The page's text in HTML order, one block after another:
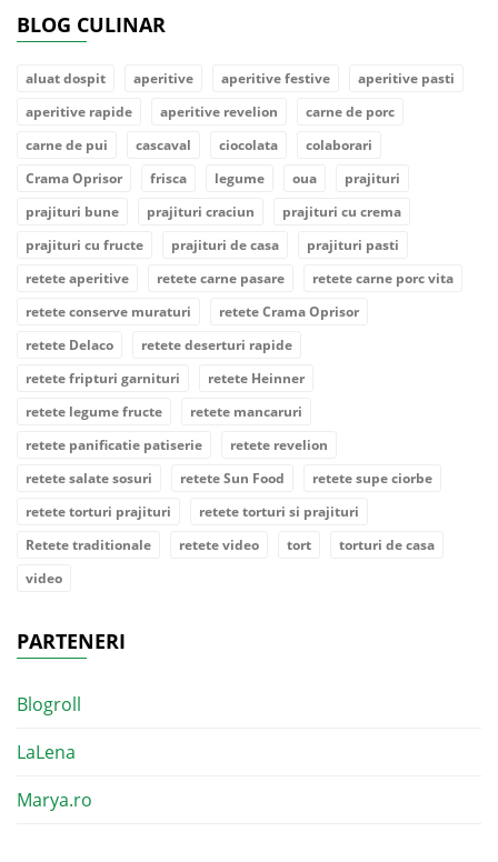
BLOG CULINAR
aluat dospit aperitive aperitive festive
aperitive pasti
aperitive rapide
aperitive revelion
carne de porc
carne de pui
cascaval ciocolata
colaborari
Crama Oprisor
frisca legume oua
prajituri
prajituri bune
prajituri craciun
prajituri cu crema
prajituri cu fructe
prajituri de casa
prajituri pasti
retete aperitive
retete carne pasare
retete carne porc vita
retete conserve muraturi
retete Crama Oprisor
retete Delaco
retete deserturi rapide
retete fripturi garnituri
retete Heinner
retete legume fructe
retete mancaruri
retete panificatie patiserie
retete revelion
retete salate sosuri
retete Sun Food
retete supe ciorbe
retete torturi prajituri
retete torturi si prajituri
Retete traditionale
retete video tort
torturi de casa
video
PARTENERI
Blogroll
LaLena
Marya.ro